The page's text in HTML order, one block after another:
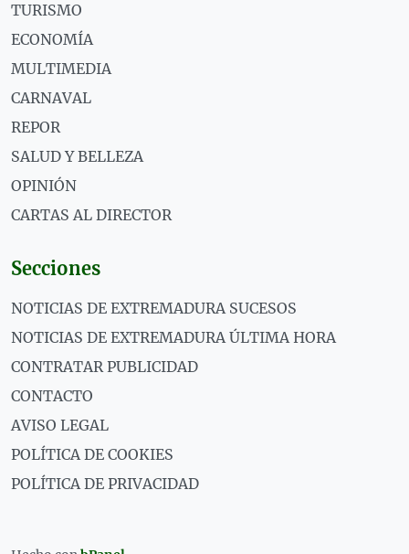
TURISMO
ECONOMÍA
MULTIMEDIA
CARNAVAL
REPOR
SALUD Y BELLEZA
OPINIÓN
CARTAS AL DIRECTOR
Secciones
NOTICIAS DE EXTREMADURA SUCESOS
NOTICIAS DE EXTREMADURA ÚLTIMA HORA
CONTRATAR PUBLICIDAD
CONTACTO
AVISO LEGAL
POLÍTICA DE COOKIES
POLÍTICA DE PRIVACIDAD